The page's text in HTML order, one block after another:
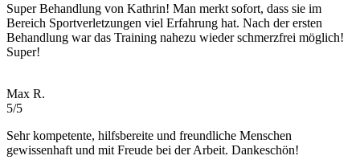
Super Behandlung von Kathrin! Man merkt sofort, dass sie im
Bereich Sportverletzungen viel Erfahrung hat. Nach der ersten
Behandlung war das Training nahezu wieder schmerzfrei möglich!
Super!
Max R.
5/5
Sehr kompetente, hilfsbereite und freundliche Menschen
gewissenhaft und mit Freude bei der Arbeit. Dankeschön!